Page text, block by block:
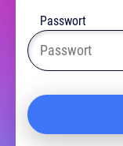
Passwort